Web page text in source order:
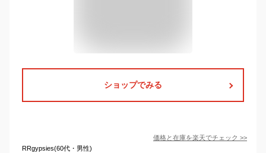
ショップでみる
価格と在庫を楽天でチェック >>
RRgypsies(60代・男性)